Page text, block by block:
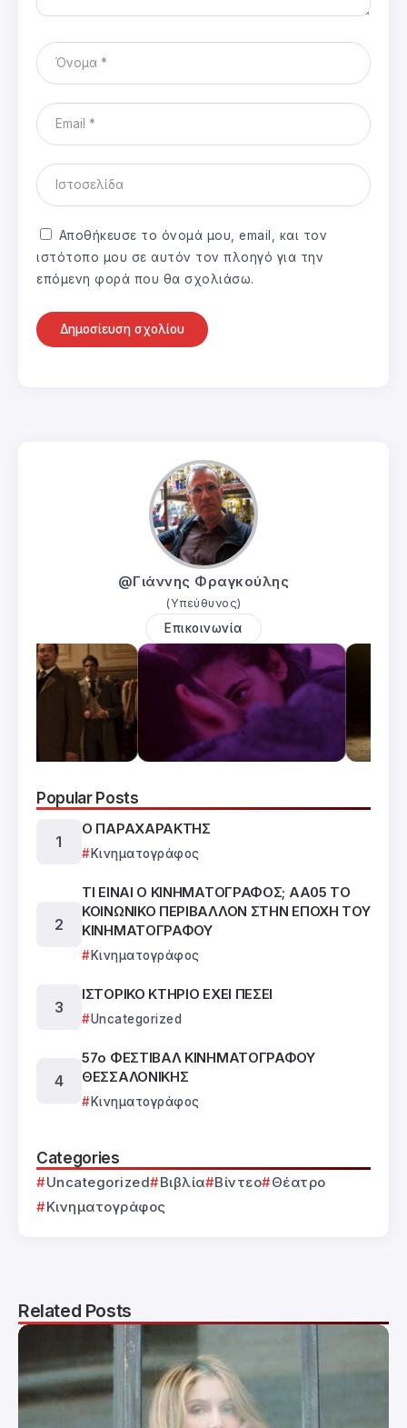
Αποθήκευσε το όνομά μου, email, και τον
ιστότοπο μου σε αυτόν τον πλοηγό για την
επόμενη φορά που θα σχολιάσω.
@Γιάννης Φραγκούλης
(Υπεύθυνος)
Επικοινωνία
Popular Posts
Ο ΠΑΡΑΧΑΡΑΚΤΗΣ
Κινηματογράφος
ΤΙ ΕΙΝΑΙ Ο ΚΙΝΗΜΑΤΟΓΡΑΦΟΣ; ΑΑ05 ΤΟ
ΚΟΙΝΩΝΙΚΟ ΠΕΡΙΒΑΛΛΟΝ ΣΤΗΝ ΕΠΟΧΗ ΤΟΥ
ΚΙΝΗΜΑΤΟΓΡΑΦΟΥ
Κινηματογράφος
ΙΣΤΟΡΙΚΟ ΚΤΗΡΙΟ ΕΧΕΙ ΠΕΣΕΙ
Uncategorized
57ο ΦΕΣΤΙΒΑΛ ΚΙΝΗΜΑΤΟΓΡΑΦΟΥ
ΘΕΣΣΑΛΟΝΙΚΗΣ
Κινηματογράφος
Categories
Uncategorized Βιβλία Βίντεο
Θέατρο
Κινηματογράφος
Related Posts